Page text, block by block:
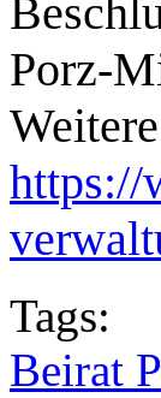
Porz-
https://
Tags:
Beirat